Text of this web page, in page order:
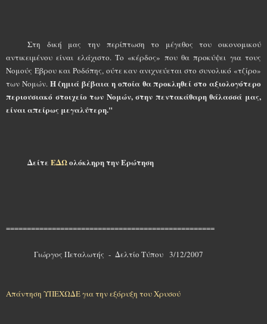
Στη δική μας την περίπτωση το μέγεθος του οικονομικού
αντικειμένου είναι ελάχιστο. Το «κέρδος» που θα προκύψει για τους
Νομούς Έβρου και Ροδόπης, ούτε καν ανιχνεύεται στο συνολικό «τζίρο»
των Νομών. Η ζημιά βέβαια η οποία θα προκληθεί στο αξιολογότερο
περιουσιακό στοιχείο των Νομών, στην πεντακάθαρη θάλασσά μας,
είναι απείρως μεγαλύτερη."
Δείτε ΕΔΩολόκληρη την Ερώτηση
==================================================
Γιώργος Πεταλωτής - Δελτίο Τύπου 3/12/2007
Απάντηση ΥΠΕΧΩΔΕ για την εξόρυξη του Χρυσού